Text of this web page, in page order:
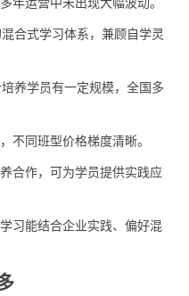
合式学习体系，兼顾自学灵
养学员有一定规模，全国多
不同班型价格梯度清晰。
合作，可为学员提供实践应
习能结合企业实践、偏好混